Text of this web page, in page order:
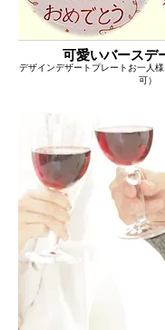
可愛いバースデ
デザインデザートプレートお一人
可）